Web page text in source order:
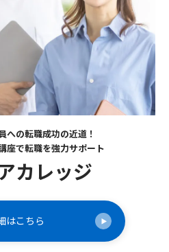
への転職成功の近道！
座で転職を強力サポート
カレッジ
はこちら